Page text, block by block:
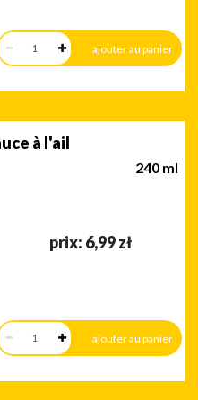
à l'ail
240 ml
prix: 6,99 zł